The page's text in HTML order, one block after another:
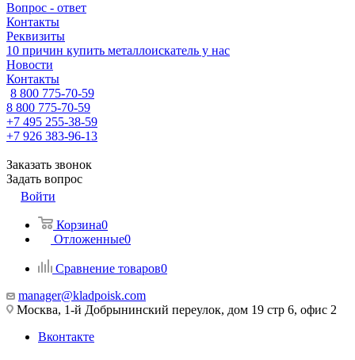
Вопрос - ответ
Контакты
Реквизиты
10 причин купить металлоискатель у нас
Новости
Контакты
8 800 775-70-59
8 800 775-70-59
+7 495 255-38-59
+7 926 383-96-13
Заказать звонок
Задать вопрос
Войти
Корзина0
Отложенные0
Сравнение товаров0
manager@kladpoisk.com
Москва, 1-й Добрынинский переулок, дом 19 стр 6, офис 2
Вконтакте